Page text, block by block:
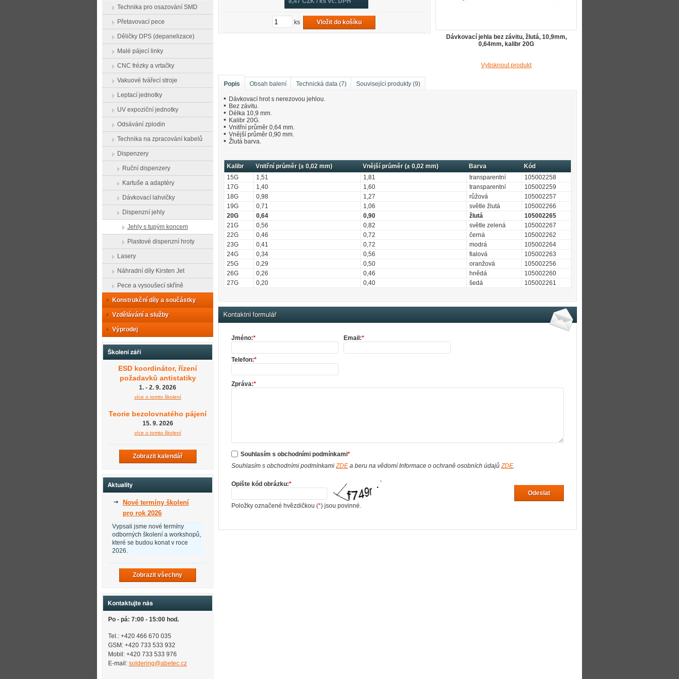
ks Vložit do košíku
Dávkovací jehla bez závitu, žlutá, 10,9mm,
0,64mm, kalibr 20G
Vytisknout produkt
Popis Obsah balení Technická data (7) Související produkty (9)
Dávkovací hrot s nerezovou jehlou.
Bez závitu.
Délka 10,9 mm.
Kalibr 20G.
Vnitřní průměr 0,64 mm.
Vnější průměr 0,90 mm.
Žlutá barva.
Kalibr Vnitřní průměr (± 0,02 mm) Vnější průměr (± 0,02 mm) Barva
Kód
15G
1,51 1,81 transparentní
105002258
17G
1,40 1,60 transparentní
105002259
18G
0,98 1,27 růžová
105002257
19G
0,71 1,06 světle žlutá
105002266
20G
0,64 0,90 žlutá
105002265
21G
0,56 0,82 světle zelená
105002267
22G
0,46 0,72 černá
105002262
23G
0,41 0,72 modrá
105002264
24G
0,34 0,56 fialová
105002263
25G
0,29 0,50 oranžová
105002256
26G
0,26 0,46 hnědá
105002260
27G
0,20 0,40 šedá 105002261
Kontaktní formulář
Jméno:* Email:*
Telefon:*
Zpráva:*
Souhlasím s obchodními podmínkami*
Souhlasím s obchodními podmínkamiZDE a beru na vědomí Informace o ochraně osobních údajůZDE.
Opište kód obrázku:*
Položky označené hvězdičkou (*) jsou povinné.
Odeslat
Technika pro osazování SMD
Přetavovací pece
Děličky DPS (depanelizace)
Malé pájecí linky
CNC frézky a vrtačky
Vakuové tvářecí stroje
Leptací jednotky
UV expoziční jednotky
Odsávání zplodin
Technika na zpracování kabelů
Dispenzery
Ruční dispenzery
Kartuše a adaptéry
Dávkovací lahvičky
Dispenzní jehly
Jehly s tupým koncem
Plastové dispenzní hroty
Lasery
Náhradní díly Kirsten Jet
Pece a vysoušecí skříně
Konstrukční díly a součástky
Vzdělávání a služby
Výprodej
Školení září
ESD koordinátor, řízení
požadavků antistatiky
1. - 2. 9. 2026
více o tomto školení
Teorie bezolovnatého pájení
15. 9. 2026
více o tomto školení
Zobrazit kalendář
Aktuality
Nové termíny školení
pro rok 2026
Vypsali jsme nové termíny
odborných školení a workshopů,
které se budou konat v roce
2026.
Zobrazit všechny
Kontaktujte nás
Po - pá: 7:00 - 15:00 hod.
Tel.: +420 466 670 035
GSM: +420 733 533 932
Mobil: +420 733 533 976
E-mail: soldering@abetec.cz